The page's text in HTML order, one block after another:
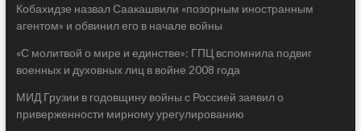
Кобахидзе назвал Саакашвили «позорным иностранным
агентом» и обвинил его в начале войны
«С молитвой о мире и единстве»: ГПЦ вспомнила подвиг
военных и духовных лиц в войне 2008 года
МИД Грузии в годовщину войны с Россией заявил о
приверженности мирному урегулированию